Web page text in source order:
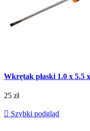
Wkrętak płaski 1.0 x 5.5
25 zł
 Szybki podgląd